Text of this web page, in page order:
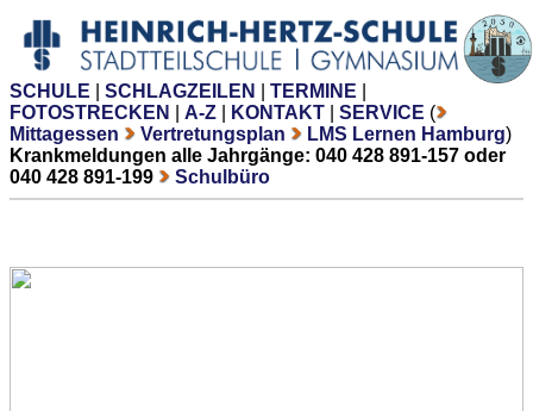
SCHULE SCHLAGZEILEN TERMINE
FOTOSTRECKEN
A-Z KONTAKT SERVICE (
Mittagessen
Vertretungsplan LMS Lernen Hamburg)
Krankmeldungen alle Jahrgänge: 040 428 891-157 oder
040 428 891-199
Schulbüro